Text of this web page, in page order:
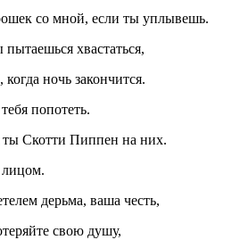
со мной, если ты уплывешь.
хвастаться,
ночь закончится.
попотеть.
Скотти Пиппен на них.
дерьма, ваша честь,
свою душу,